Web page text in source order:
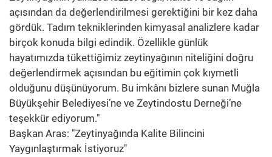
açısından da değerlendirilmesi gerektiğini bir kez daha
gördük. Tadım tekniklerinden kimyasal analizlere kadar
birçok konuda bilgi edindik. Özellikle günlük
hayatımızda tükettiğimiz zeytinyağının niteliğini doğru
değerlendirmek açısından bu eğitimin çok kıymetli
olduğunu düşünüyorum. Bu imkânı bizlere sunan Muğla
Büyükşehir Belediyesi’ne ve Zeytindostu Derneği’ne
teşekkür ediyorum."
Başkan Aras: "Zeytinyağında Kalite Bilincini
Yaygınlaştırmak İstiyoruz"